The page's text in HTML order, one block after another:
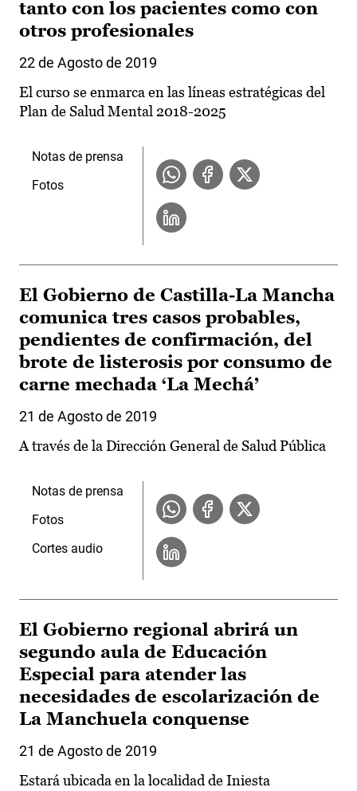
tanto con los pacientes como con
otros profesionales
22 de Agosto de 2019
El curso se enmarca en las líneas estratégicas del
Plan de Salud Mental 2018-2025
Notas de prensa
Fotos
El Gobierno de Castilla-La Mancha
comunica tres casos probables,
pendientes de confirmación, del
brote de listerosis por consumo de
carne mechada ‘La Mechá’
21 de Agosto de 2019
A través de la Dirección General de Salud Pública
Notas de prensa
Fotos
Cortes audio
El Gobierno regional abrirá un
segundo aula de Educación
Especial para atender las
necesidades de escolarización de
La Manchuela conquense
21 de Agosto de 2019
Estará ubicada en la localidad de Iniesta